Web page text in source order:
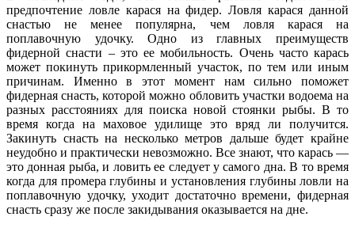
предпочтение ловле карася на фидер. Ловля карася данной
снастью не менее популярна, чем ловля карася на
поплавочную удочку. Одно из главных преимуществ
фидерной снасти – это ее мобильность. Очень часто карась
может покинуть прикормленный участок, по тем или иным
причинам. Именно в этот момент нам сильно поможет
фидерная снасть, которой можно обловить участки водоема на
разных расстояниях для поиска новой стоянки рыбы. В то
время когда на маховое удилище это вряд ли получится.
Закинуть снасть на несколько метров дальше будет крайне
неудобно и практически невозможно. Все знают, что карась —
это донная рыба, и ловить ее следует у самого дна. В то время
когда для промера глубины и установления глубины ловли на
поплавочную удочку, уходит достаточно времени, фидерная
снасть сразу же после закидывания оказывается на дне.